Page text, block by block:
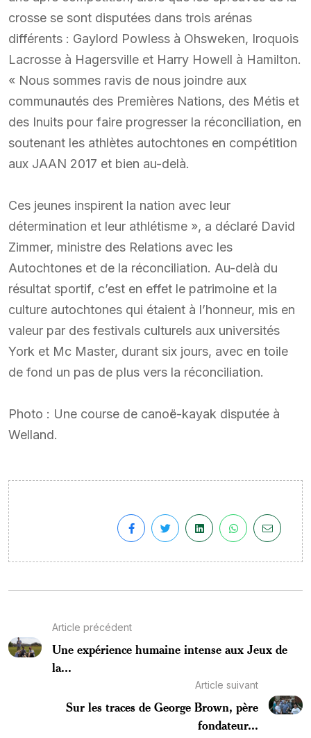
crosse se sont disputées dans trois arénas
différents : Gaylord Powless à Ohsweken, Iroquois
Lacrosse à Hagersville et Harry Howell à Hamilton.
« Nous sommes ravis de nous joindre aux
communautés des Premières Nations, des Métis et
des Inuits pour faire progresser la réconciliation, en
soutenant les athlètes autochtones en compétition
aux JAAN 2017 et bien au-delà.
Ces jeunes inspirent la nation avec leur
détermination et leur athlétisme », a déclaré David
Zimmer, ministre des Relations avec les
Autochtones et de la réconciliation. Au-delà du
résultat sportif, c’est en effet le patrimoine et la
culture autochtones qui étaient à l’honneur, mis en
valeur par des festivals culturels aux universités
York et Mc Master, durant six jours, avec en toile
de fond un pas de plus vers la réconciliation.
Photo : Une course de canoë-kayak disputée à
Welland.
Article précédent
Une expérience humaine intense aux Jeux de
la...
Article suivant
Sur les traces de George Brown, père
fondateur...